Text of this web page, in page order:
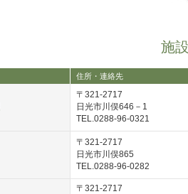
施
住所・連絡先
〒321-2717
日光市川俣646－1
TEL.0288-96-0321
〒321-2717
日光市川俣865
TEL.0288-96-0282
〒321-2717